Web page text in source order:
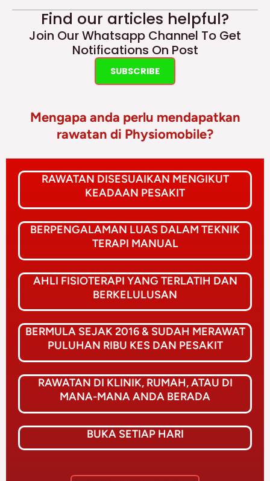
Find our articles helpful?
Join Our Whatsapp Channel To Get
Notifications On Post
SUBSCRIBE
Mengapa anda perlu mendapatkan
rawatan di Physiomobile?
RAWATAN DISESUAIKAN MENGIKUT
KEADAAN PESAKIT
BERPENGALAMAN LUAS DALAM TEKNIK
TERAPI MANUAL
AHLI FISIOTERAPI YANG TERLATIH DAN
BERKELULUSAN
BERMULA SEJAK 2016 & SUDAH MERAWAT
PULUHAN RIBU KES DAN PESAKIT
RAWATAN DI KLINIK, RUMAH, ATAU DI
MANA-MANA ANDA BERADA
BUKA SETIAP HARI